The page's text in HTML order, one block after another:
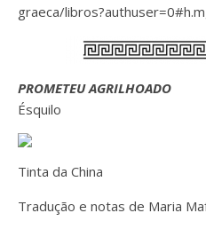
graeca/
PROMETEU AGRILHOADO
Ésquilo
Tinta da China
Tradução e notas de Maria